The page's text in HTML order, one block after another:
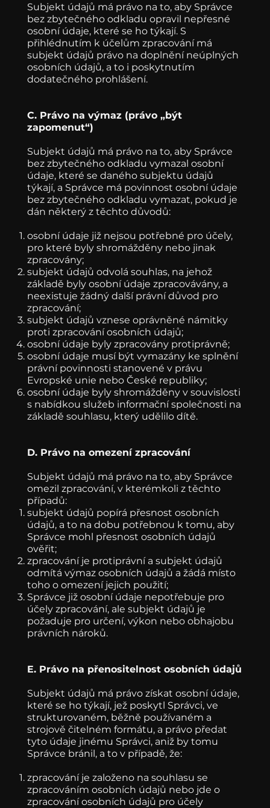
Subjekt údajů má právo na to, aby Správce
bez zbytečného odkladu opravil nepřesné
osobní údaje, které se ho týkají. S
přihlédnutím k účelům zpracování má
subjekt údajů právo na doplnění neúplných
osobních údajů, a to i poskytnutím
dodatečného prohlášení.
C. Právo na výmaz (právo „být
zapomenut“)
Subjekt údajů má právo na to, aby Správce
bez zbytečného odkladu vymazal osobní
údaje, které se daného subjektu údajů
týkají, a Správce má povinnost osobní údaje
bez zbytečného odkladu vymazat, pokud je
dán některý z těchto důvodů:
osobní údaje již nejsou potřebné pro účely,
pro které byly shromážděny nebo jinak
zpracovány;
subjekt údajů odvolá souhlas, na jehož
základě byly osobní údaje zpracovávány, a
neexistuje žádný další právní důvod pro
zpracování;
subjekt údajů vznese oprávněné námitky
proti zpracování osobních údajů;
osobní údaje byly zpracovány protiprávně;
osobní údaje musí být vymazány ke splnění
právní povinnosti stanovené v právu
Evropské unie nebo České republiky;
osobní údaje byly shromážděny v souvislosti
s nabídkou služeb informační společnosti na
základě souhlasu, který udělilo dítě.
D. Právo na omezení zpracování
Subjekt údajů má právo na to, aby Správce
omezil zpracování, v kterémkoli z těchto
případů:
subjekt údajů popírá přesnost osobních
údajů, a to na dobu potřebnou k tomu, aby
Správce mohl přesnost osobních údajů
ověřit;
zpracování je protiprávní a subjekt údajů
odmítá výmaz osobních údajů a žádá místo
toho o omezení jejich použití;
Správce již osobní údaje nepotřebuje pro
účely zpracování, ale subjekt údajů je
požaduje pro určení, výkon nebo obhajobu
právních nároků.
E. Právo na přenositelnost osobních údajů
Subjekt údajů má právo získat osobní údaje,
které se ho týkají, jež poskytl Správci, ve
strukturovaném, běžně používaném a
strojově čitelném formátu, a právo předat
tyto údaje jinému Správci, aniž by tomu
Správce bránil, a to v případě, že:
zpracování je založeno na souhlasu se
zpracováním osobních údajů nebo jde o
zpracování osobních údajů pro účely